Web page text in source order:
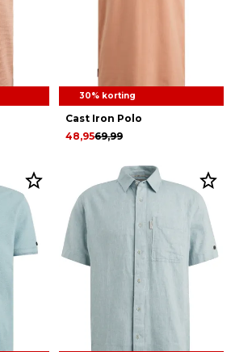
30% korting
Cast Iron Polo
69,99
48,95